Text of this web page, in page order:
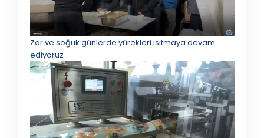
Zor ve soğuk günlerde yürekleri ısıtmaya devam
ediyoruz